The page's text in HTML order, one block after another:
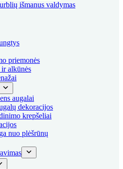
išmanus valdymas
priemonės
alkūnės
augalai
dekoracijos
krepšeliai
nuo plėšrūnų